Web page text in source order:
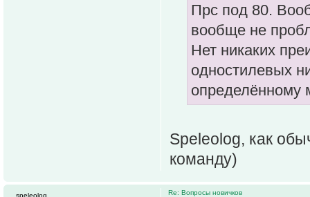
Прс под 80.
вообще не
Нет никаких
одностилевых
определённому
Speleolog, как
команду)
Re: Вопросы новичков
speleolog